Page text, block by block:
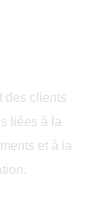
des clients
liées à la
et à la